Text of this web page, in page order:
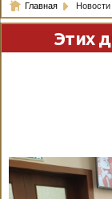
Главная Новости
Этих